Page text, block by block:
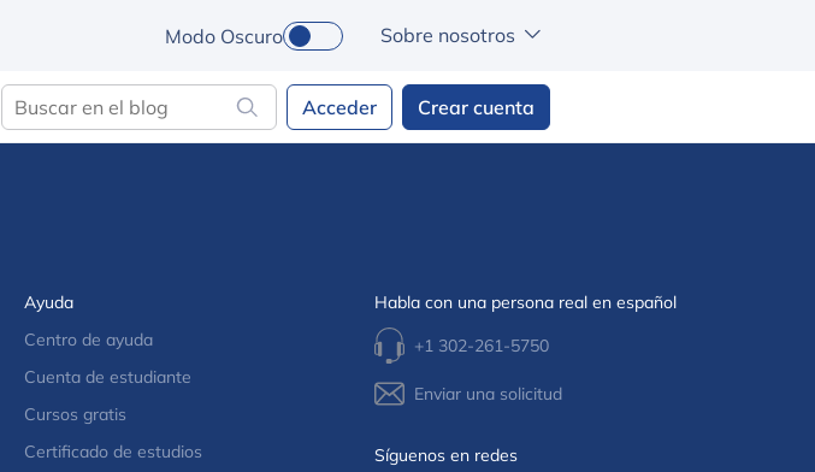
Modo Oscuro Sobre nosotros
Acceder Crear cuenta
Ayuda
Centro de ayuda
Cuenta de estudiante
Cursos gratis
Certificado de estudios
Habla con una persona real en español
+1 302-261-5750
Enviar una solicitud
Síguenos en redes